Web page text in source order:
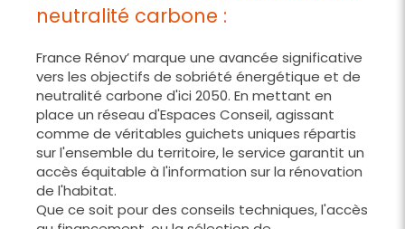
neutralité carbone :
France Rénov’ marque une avancée significative
vers les objectifs de sobriété énergétique et de
neutralité carbone d'ici 2050. En mettant en
place un réseau d'Espaces Conseil, agissant
comme de véritables guichets uniques répartis
sur l'ensemble du territoire, le service garantit un
accès équitable à l'information sur la rénovation
de l'habitat.
Que ce soit pour des conseils techniques, l'accès